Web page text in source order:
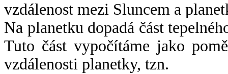
vzdálenost mezi Sluncem a
Na planetku dopadá část
Tuto část vypočítáme jako
vzdálenosti planetky, tzn.